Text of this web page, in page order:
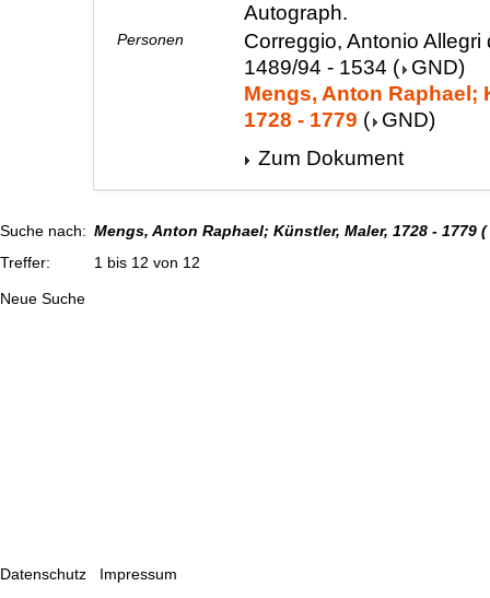
Autograph.
Personen
Correggio, Antonio Allegri
1489/94 - 1534 ( GND)
Mengs, Anton Raphael;
1728 - 1779 ( GND)
Zum Dokument
Suche nach: Mengs, Anton Raphael; Künstler, Maler, 1728 - 1779 (
Treffer:
1 bis 12 von 12
Neue Suche
Datenschutz Impressum